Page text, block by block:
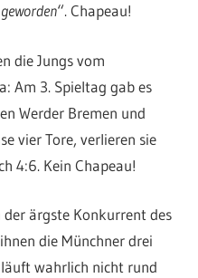
“. Chapeau!
die Jungs vom
Am 3. Spieltag gab es
Werder Bremen und
vier Tore, verlieren sie
4:6. Kein Chapeau!
ärgste Konkurrent des
die Münchner drei
läuft wahrlich nicht rund